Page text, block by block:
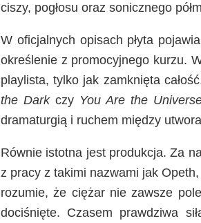
ciszy, pogłosu oraz sonicznego
W oficjalnych opisach płyta
określenie z promocyjnego kurzu.
playlista, tylko jak zamknięta
the Darkczy You Are the
dramaturgią i ruchem między
Równie istotna jest produkcja. Za
z pracy z takimi nazwami jak
rozumie, że ciężar nie zawsze
dociśnięte. Czasem prawdziwa